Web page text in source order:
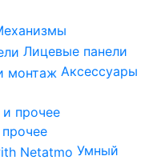
Лицевые панели
Аксессуары
Умный